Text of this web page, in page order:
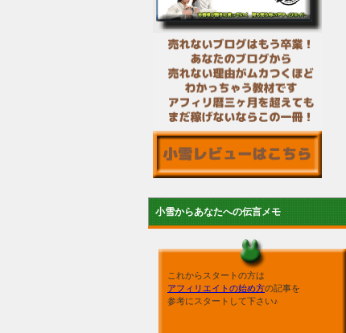
小雪からあなたへの伝言メモ
これからスタートの方は
アフィリエイトの始め方の記事を
参考にスタートして下さい♪